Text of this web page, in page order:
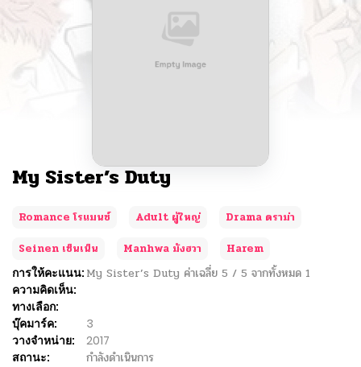
My Sister’s Duty
Romance โรแมนซ์ Adult ผู้ใหญ่
Drama ดราม่า
Seinen เซ็นเน็น
Manhwa มังฮวา
Harem
การให้คะแนน: My Sister’s Duty ค่าเฉลี่ย 5 / 5 จากทั้งหมด 1
ความคิดเห็น:
ทางเลือก:
บุ๊คมาร์ค:
3
วางจำหน่าย:
2017
สถานะ:
กำลังดำเนินการ